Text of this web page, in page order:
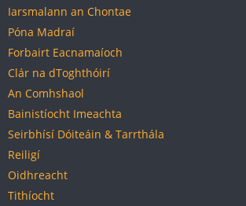
Iarsmalann an Chontae
Póna Madraí
Forbairt Eacnamaíoch
Clár na dToghthóirí
An Comhshaol
Bainistíocht Imeachta
Seirbhísí Dóiteáin & Tarrthála
Reiligí
Oidhreacht
Tithíocht